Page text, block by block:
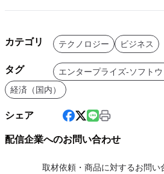
カテゴリ テクノロジー ビジネス
タグ エンタープライズ-ソフト
経済（国内）
シェア
配信企業へのお問い合わせ
取材依頼・商品に対するお問い